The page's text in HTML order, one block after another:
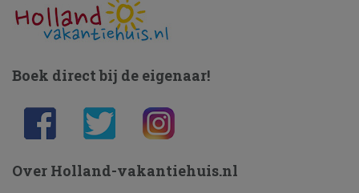
Boek direct bij de eigenaar!
Over Holland-vakantiehuis.nl